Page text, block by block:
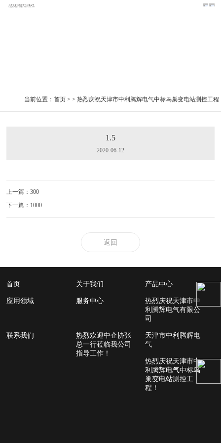
产品名录 THTX变压器铁芯夹件接地监测装置 THSP-II变压器
当前位置：首页 > > 热烈庆祝天津市中利腾辉电气中标鸟巢变电站测控工程
1.5
2020-06-12
上一篇：300
下一篇：1000
返回
首页 关于我们 产品中心
应用领域 服务中心
热烈庆祝天津市中
利腾辉电气有限公
司
联系我们
热烈欢迎中企协张
总一行莅临我公司
指导工作！
天津市中利腾辉电
气
热烈庆祝天津市中
利腾辉电气中标鸟
巢变电站测控工
程！